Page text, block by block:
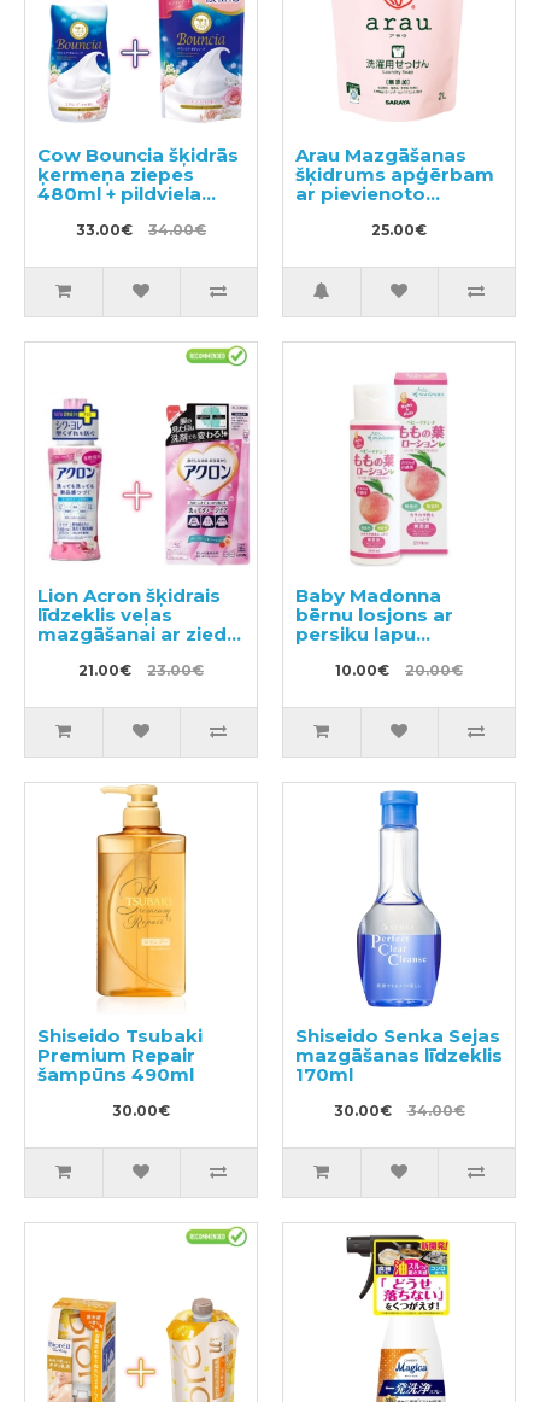
Cow Bouncia šķidrās
ķermeņa ziepes
480ml + pildviela
33.00€ 34.00€
Arau Mazgāšanas
šķidrums apģērbam
ar pievienoto
piparmētru
2000ml
25.00€
Lion Acron šķidrais
līdzeklis veļas
mazgāšanai ar ziedu
pildviela 400ml
21.00€ 23.00€
Baby Madonna
bērnu losjons ar
persiku lapu
10.00€ 20.00€
Shiseido Tsubaki
Premium Repair
šampūns 490ml
30.00€
Shiseido Senka Sejas
mazgāšanas līdzeklis
170ml
30.00€ 34.00€